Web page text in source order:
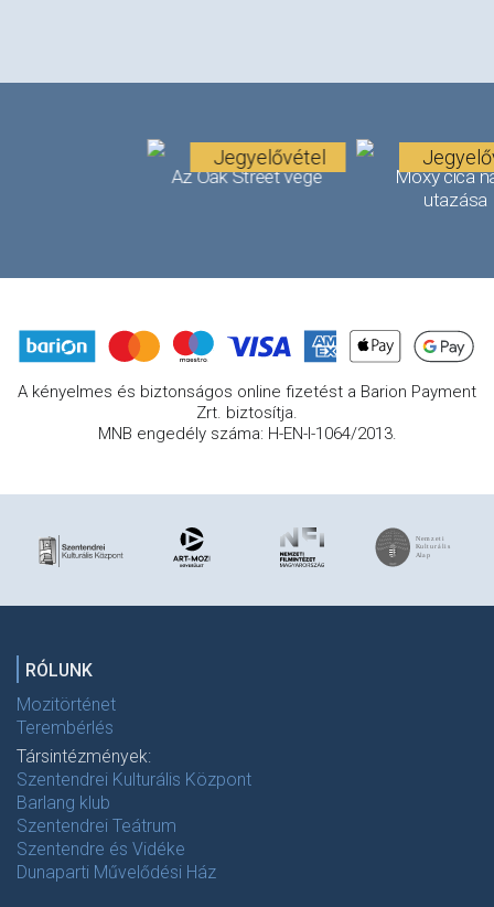
Az Oak Street vége
Jegyelővétel
Moxy cica
utazása
A kényelmes és biztonságos online fizetést a Barion Payment
Zrt. biztosítja.
MNB engedély száma: H-EN-I-1064/2013.
RÓLUNK
Mozitörténet
Terembérlés
Társintézmények:
Szentendrei Kulturális Központ
Barlang klub
Szentendrei Teátrum
Szentendre és Vidéke
Dunaparti Művelődési Ház